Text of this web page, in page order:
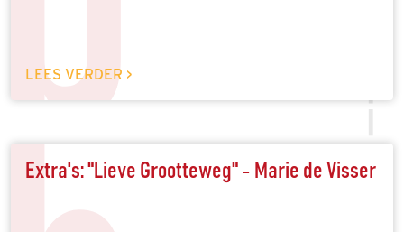
LEES VERDER >
Extra's: "Lieve Grootteweg" - Marie de Visser